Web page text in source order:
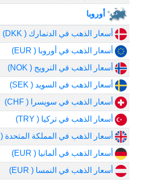
أوروبا
أسعار الذهب في الدنمارك ( DKK)
أسعار الذهب في أوروبا ( EUR)
أسعار الذهب في النرويج ( NOK)
أسعار الذهب في السويد ( SEK)
أسعار الذهب في سويسرا ( CHF)
أسعار الذهب في تركيا ( TRY)
أسعار الذهب في المملكة المتحدة ( GBP)
أسعار الذهب في ألمانيا ( EUR)
أسعار الذهب في النمسا ( EUR)